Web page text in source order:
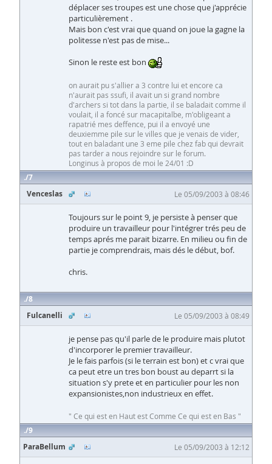
déplacer ses troupes est une chose que j'apprécie
particulièrement .
Mais bon c'est vrai que quand on joue la gagne la
politesse n'est pas de mise...
Sinon le reste est bon
on aurait pu s'allier a 3 contre lui et encore ca
n'aurait pas ssufi, il avait un si grand nombre
d'archers si tot dans la partie, il se baladait comme il
voulait, il a foncé sur macapitalbe, m'obligeant a
rapatrié mes deffence, pui il a envoyé une
deuxiemme pile sur le villes que je venais de vider,
tout en baladant une 3 eme pile chez fab qui devrait
pas tarder a nous rejoindre sur le forum.
Longinus à propos de moi le 24/01 :D
7
Venceslas
Le 05/09/2003 à 08:46
Toujours sur le point 9, je persiste à penser que
produire un travailleur pour l'intégrer trés peu de
temps aprés me parait bizarre. En milieu ou fin de
partie je comprendrais, mais dés le début, bof.
chris.
8
Fulcanelli
Le 05/09/2003 à 08:49
je pense pas qu'il parle de le produire mais plutot
d'incorporer le premier travailleur.
Je le fais parfois (si le terrain est bon) et c vrai que
ca peut etre un tres bon boust au deparrt si la
situation s'y prete et en particulier pour les non
expansionistes,non industrieux en effet.
" Ce qui est en Haut est Comme Ce qui est en Bas "
9
ParaBellum
Le 05/09/2003 à 12:12